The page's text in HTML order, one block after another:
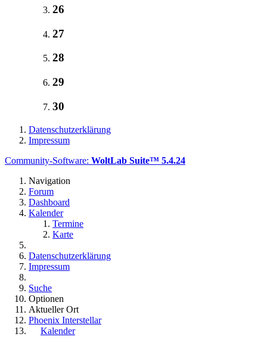
26
27
28
29
30
Datenschutzerklärung
Impressum
Community-Software: WoltLab Suite™ 5.4.24
Navigation
Forum
Dashboard
Kalender
Termine
Karte
Datenschutzerklärung
Impressum
Suche
Optionen
Aktueller Ort
Phoenix Interstellar
Kalender